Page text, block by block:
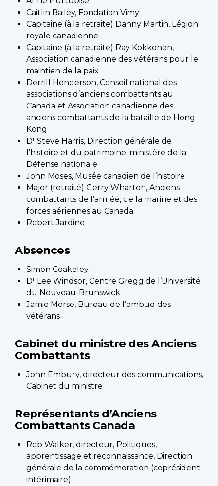
Caitlin Bailey, Fondation Vimy
Capitaine (à la retraite) Danny Martin, Légion
royale canadienne
Capitaine (à la retraite) Ray Kokkonen,
Association canadienne des vétérans pour le
maintien de la paix
Derrill Henderson, Conseil national des
associations d’anciens combattants au
Canada et Association canadienne des
anciens combattants de la bataille de Hong
Kong
Dr Steve Harris, Direction générale de
l’histoire et du patrimoine, ministère de la
Défense nationale
John Moses, Musée canadien de l’histoire
Major (retraité) Gerry Wharton, Anciens
combattants de l’armée, de la marine et des
forces aériennes au Canada
Robert Jardine
Absences
Simon Coakeley
Dr Lee Windsor, Centre Gregg de l’Université
du Nouveau-Brunswick
Jamie Morse, Bureau de l’ombud des
vétérans
Cabinet du ministre des Anciens
Combattants
John Embury, directeur des communications,
Cabinet du ministre
Représentants d’Anciens
Combattants Canada
Rob Walker, directeur, Politiques,
apprentissage et reconnaissance, Direction
générale de la commémoration (coprésident
intérimaire)